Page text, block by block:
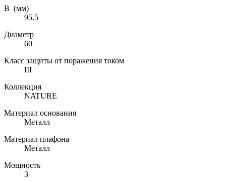
В (мм)
95.5
Диаметр
60
Класс защиты от поражения током
III
Коллекция
NATURE
Материал основания
Металл
Материал плафона
Металл
Мощность
3